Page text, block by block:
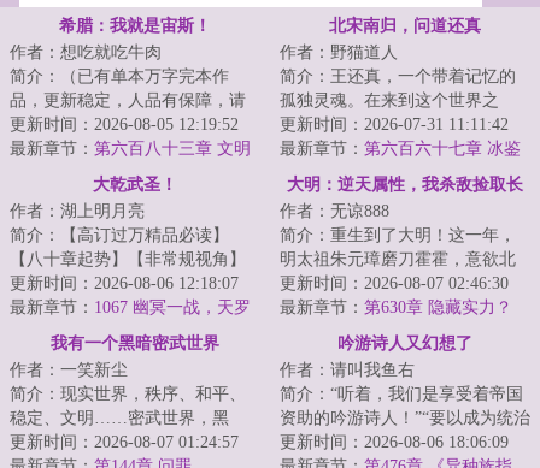
希腊：我就是宙斯！
作者：想吃就吃牛肉
简介：（已有单本万字完本作
品，更新稳定，人品有保障，请
放心追读）宙斯是最初，是最
终，是天穹的神主。...
更新时间：2026-08-05 12:19:52
最新章节： 第六百八十三章 文明
的发展总是参差不齐
北宋南归，问道还真
作者：野猫道人
简介：王还真，一个带着记忆的
孤独灵魂。在来到这个世界之
后，亲眼目睹了金人屠村。他和
来送饭的少女侥幸...
更新时间：2026-07-31 11:11:42
最新章节： 第六百六十七章 冰鉴
初开
大乾武圣！
作者：湖上明月亮
简介：【高订过万精品必读】
【八十章起势】【非常规视角】
陈平安穿越数年，在便宜老爹临
死前的运作下，成...
更新时间：2026-08-06 12:18:07
最新章节： 1067 幽冥一战，天罗
大明：逆天属性，我杀敌捡取长
作者：无谅888
简介：重生到了大明！这一年，
明太祖朱元璋磨刀霍霍，意欲北
伐，彻定北元，将汉家中原完全
掌控，为自己儿...
更新时间：2026-08-07 02:46:30
最新章节： 第630章 隐藏实力？
我有一个黑暗密武世界
作者：一笑新尘
简介：现实世界，秩序、和平、
稳定、文明……密武世界，黑
暗、危险、灰烬、畸变陈峰穿越
更新时间：2026-08-07 01:24:57
吟游诗人又幻想了
作者：请叫我鱼右
简介：“听着，我们是享受着帝国
资助的吟游诗人！”“要以成为统治
者的喉舌、贵族们的传声筒为己
更新时间：2026-08-06 18:06:09